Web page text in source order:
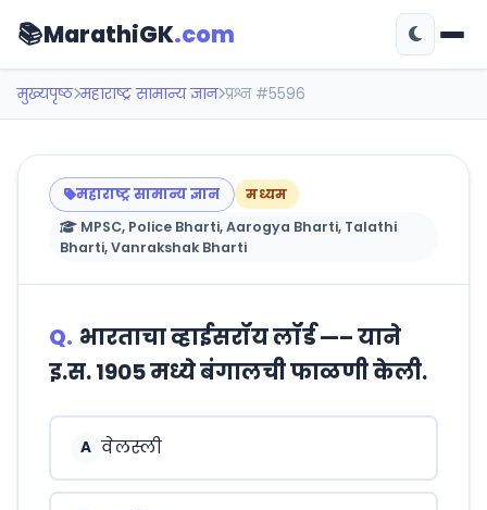
📚MarathiGK.com
मुख्यपृष्ठ महाराष्ट्र सामान्य ज्ञान प्रश्न #5596
महाराष्ट्र सामान्य ज्ञान
मध्यम
MPSC, Police Bharti, Aarogya Bharti, Talathi
Bharti, Vanrakshak Bharti
Q. भारताचा व्हाईसरॉय लॉर्ड —– याने
इ.स. 1905 मध्ये बंगालची फाळणी केली.
A वेलस्ली